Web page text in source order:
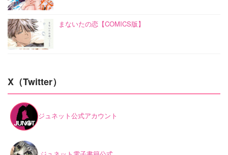
まないたの恋【COMICS版】
X（Twitter）
ジュネット公式アカウント